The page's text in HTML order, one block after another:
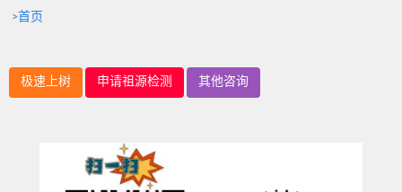
>首页
极速上树 申请祖源检测 其他咨询